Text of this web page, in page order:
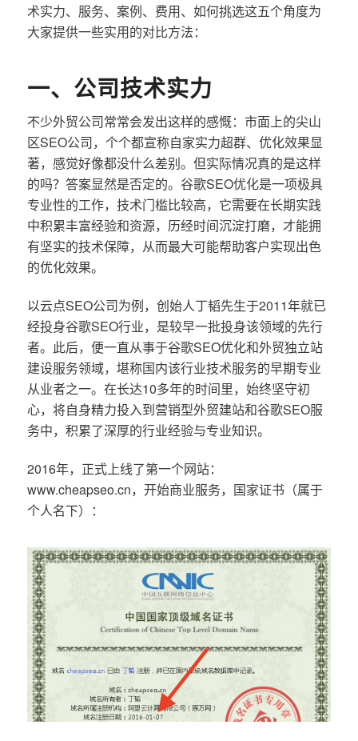
术实力、服务、案例、费用、如何挑选这五个角度为
大家提供一些实用的对比方法：
一、公司技术实力
不少外贸公司常常会发出这样的感慨：市面上的尖山
区SEO公司，个个都宣称自家实力超群、优化效果显
著，感觉好像都没什么差别。但实际情况真的是这样
的吗？答案显然是否定的。谷歌SEO优化是一项极具
专业性的工作，技术门槛比较高，它需要在长期实践
中积累丰富经验和资源，历经时间沉淀打磨，才能拥
有坚实的技术保障，从而最大可能帮助客户实现出色
的优化效果。
以云点SEO公司为例，创始人丁韬先生于2011年就已
经投身谷歌SEO行业，是较早一批投身该领域的先行
者。此后，便一直从事于谷歌SEO优化和外贸独立站
建设服务领域，堪称国内该行业技术服务的早期专业
从业者之一。在长达10多年的时间里，始终坚守初
心，将自身精力投入到营销型外贸建站和谷歌SEO服
务中，积累了深厚的行业经验与专业知识。
2016年，正式上线了第一个网站：
www.cheapseo.cn，开始商业服务，国家证书（属于
个人名下）：